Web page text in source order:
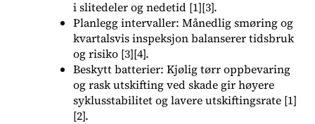
i slitedeler og nedetid [1][3].
Planlegg intervaller: Månedlig smøring og
kvartalsvis inspeksjon balanserer tidsbruk
og risiko [3][4].
Beskytt batterier: Kjølig tørr oppbevaring
og rask utskifting ved skade gir høyere
syklusstabilitet og lavere utskiftingsrate [1]
[2].